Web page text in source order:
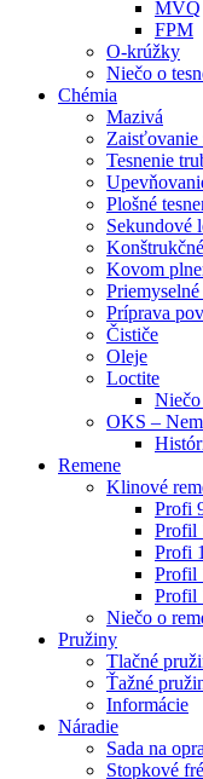
MVQ
FPM
O-krúžky
Niečo o
Chémia
Mazivá
Zaisťovanie
Tesnenie
Plošné
Sekundové
Kovom
Priemyselné
Príprava
Čističe
Oleje
Loctite
OKS –
Remene
Klinové
Profi
Profil
Profi
Profil
Profil
Niečo o
Pružiny
Tlačné
Ťažné
Informácie
Náradie
Sada na
Stopkové